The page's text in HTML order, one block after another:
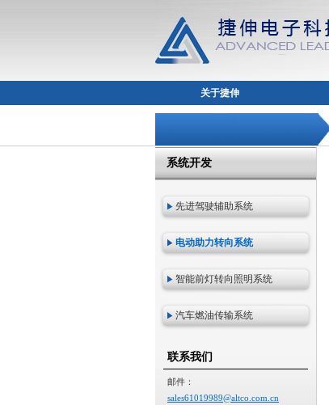
关于捷伸
系统开发
先进驾驶辅助系统
电动助力转向系统
智能前灯转向照明系统
汽车燃油传输系统
联系我们
邮件：
sales61019989@altco.com.cn